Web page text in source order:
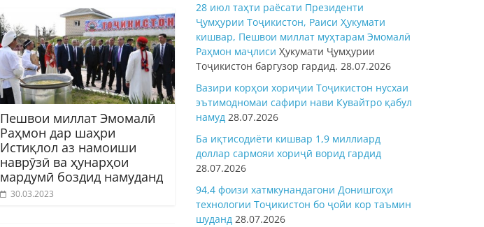
Пешвои миллат Эмомалӣ
Раҳмон дар шаҳри
Истиқлол аз намоиши
наврӯзӣ ва ҳунарҳои
мардумӣ боздид намуданд
30.03.2023
28 июл таҳти раёсати Президенти
Ҷумҳурии Тоҷикистон, Раиси Ҳукумати
кишвар, Пешвои миллат муҳтарам Эмомалӣ
Раҳмон маҷлиси Ҳукумати Ҷумҳурии
Тоҷикистон баргузор гардид. 28.07.2026
Вазири корҳои хориҷии Тоҷикистон нусхаи
эътимодномаи сафири нави Кувайтро қабул
намуд 28.07.2026
Ба иқтисодиёти кишвар 1,9 миллиард
доллар сармояи хориҷӣ ворид гардид
28.07.2026
94,4 фоизи хатмкунандагони Донишгоҳи
технологии Тоҷикистон бо ҷойи кор таъмин
шуданд 28.07.2026